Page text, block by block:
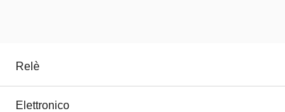
Relè
Elettronico